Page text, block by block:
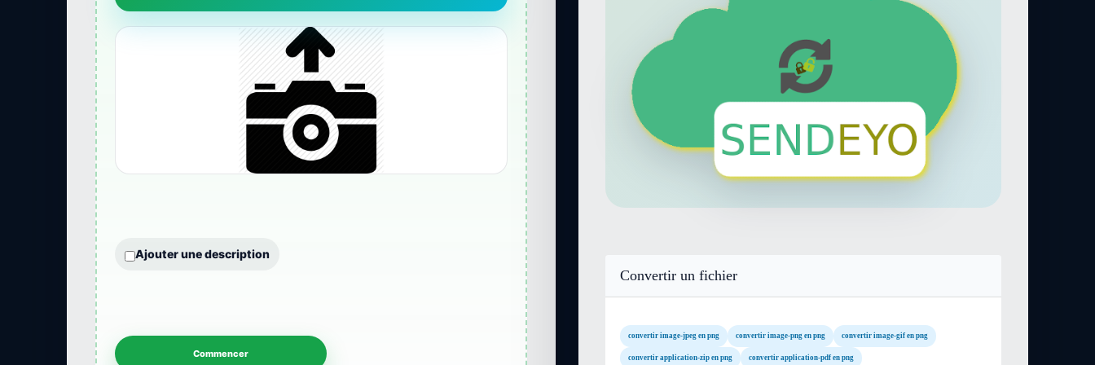
Ajouter une description
Convertir un fichier
convertir image-jpeg en png convertir image-png en png convertir image-gif en png
convertir application-zip en png convertir application-pdf en png